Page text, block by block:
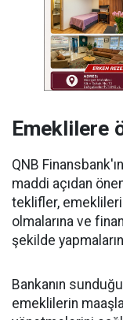
Emeklilere
QNB
maddi açıdan
teklifler,
olmalarına ve
şekilde
Bankanın
emeklilerin